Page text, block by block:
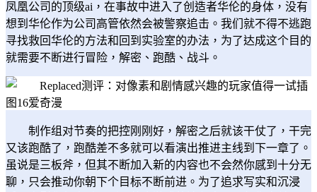
凤凰公司的顶级ai，在事故中进入了创造者华伦的身体，没有
想到华伦作为公司高管依然会被警察追击。我们就不得不逃跑
寻找救回华伦的方法和回到实验室的办法，为了达成这个目的
就需要不断进行冒险，解密、跑酷、战斗。
制作组对节奏的把控刚刚好，解密之后就该干仗了，干完
又该跑酷了，跑酷差不多就可以看演出推进主线到下一章了。
虽说是三板斧，但其不断加入新的内容也不会然你感到十分无
聊，只会推动你朝下个目标不断前进。为了追求写实和沉浸